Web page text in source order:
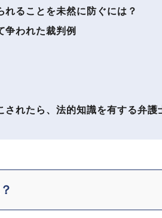
れることを未然に防ぐには？
争われた裁判例
されたら、法的知識を有する弁護